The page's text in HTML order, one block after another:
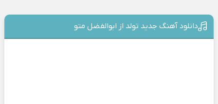
دانلود آهنگ جدید تولد از ابوالفضل متو